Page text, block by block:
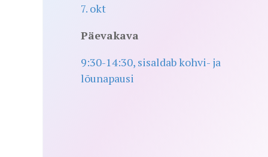
7. okt
Päevakava
9:30-14:30, sisaldab kohvi- ja
lõunapausi